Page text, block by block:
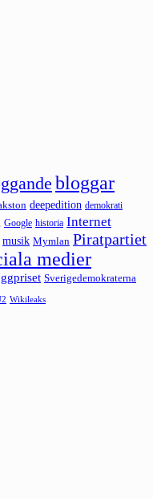
bloggar
deepedition demokrati
Google historia Internet
musik Mymlan Piratpartiet
medier
Sverigedemokraterna
Wikileaks